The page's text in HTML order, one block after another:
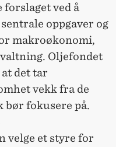
ved å
oppgaver og
makroøkonomi,
Oljefondet
det tar
vekk fra de
bør fokusere på.
velge et styre for